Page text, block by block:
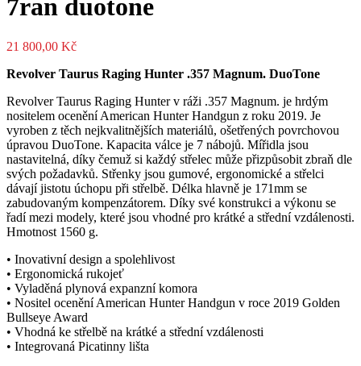
7ran duotone
21 800,00 Kč
Revolver Taurus Raging Hunter .357 Magnum. DuoTone
Revolver Taurus Raging Hunter v ráži .357 Magnum. je hrdým
nositelem ocenění American Hunter Handgun z roku 2019. Je
vyroben z těch nejkvalitnějších materiálů, ošetřených povrchovou
úpravou DuoTone. Kapacita válce je 7 nábojů. Mířidla jsou
nastavitelná, díky čemuž si každý střelec může přizpůsobit zbraň dle
svých požadavků. Střenky jsou gumové, ergonomické a střelci
dávají jistotu úchopu při střelbě. Délka hlavně je 171mm se
zabudovaným kompenzátorem. Díky své konstrukci a výkonu se
řadí mezi modely, které jsou vhodné pro krátké a střední vzdálenosti.
Hmotnost 1560 g.
• Inovativní design a spolehlivost
• Ergonomická rukojeť
• Vyladěná plynová expanzní komora
• Nositel ocenění American Hunter Handgun v roce 2019 Golden
Bullseye Award
• Vhodná ke střelbě na krátké a střední vzdálenosti
• Integrovaná Picatinny lišta